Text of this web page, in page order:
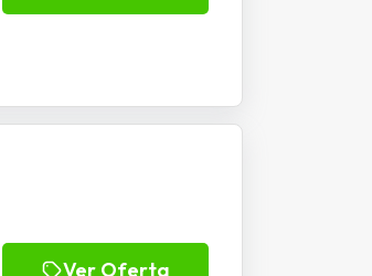
Ver Oferta